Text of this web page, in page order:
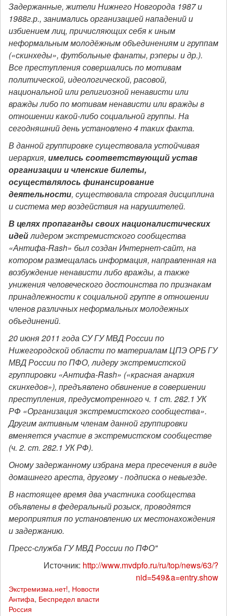
Задержанные, жители Нижнего Новгорода 1987 и
1988г.р., занимались организацией нападений и
избиением лиц, причисляющих себя к иным
неформальным молодёжным объединениям и группам
(«скинхеды», футбольные фанаты, рэперы и др.).
Все преступления совершались по мотивам
политической, идеологической, расовой,
национальной или религиозной ненависти или
вражды либо по мотивам ненависти или вражды в
отношении какой-либо социальной группы. На
сегодняшний день установлено 4 таких факта.
В данной группировке существовала устойчивая
иерархия, имелись соответствующий устав
организации и членские билеты,
осуществлялось финансирование
деятельности, существовала строгая дисциплина
и система мер воздействия на нарушителей.
В целях пропаганды своих националистических
идейлидером экстремистского сообщества
«Антифа-Rash» был создан Интернет-сайт, на
котором размещалась информация, направленная на
возбуждение ненависти либо вражды, а также
унижения человеческого достоинства по признакам
принадлежности к социальной группе в отношении
членов различных неформальных молодежных
объединений.
20 июня 2011 года СУ ГУ МВД России по
Нижегородской области по материалам ЦПЭ ОРБ ГУ
МВД России по ПФО, лидеру экстремистской
группировки «Антифа-Rash» («красная анархия
скинхедов»), предъявлено обвинение в совершении
преступления, предусмотренного ч. 1 ст. 282.1 УК
РФ «Организация экстремистского сообщества».
Другим активным членам данной группировки
вменяется участие в экстремистском сообществе
(ч. 2. ст. 282.1 УК РФ).
Оному задержанному избрана мера пресечения в виде
домашнего ареста, другому - подписка о невыезде.
В настоящее время два участника сообщества
объявлены в федеральный розыск, проводятся
мероприятия по установлению их местонахождения
и задержанию.
Пресс-служба ГУ МВД России по ПФО"
Источник: http://www.mvdpfo.ru/ru/top/news/63/?
nid=549&a=entry.show
Экстремизма.нет!, Новости
Антифа, Беспредел власти
Россия